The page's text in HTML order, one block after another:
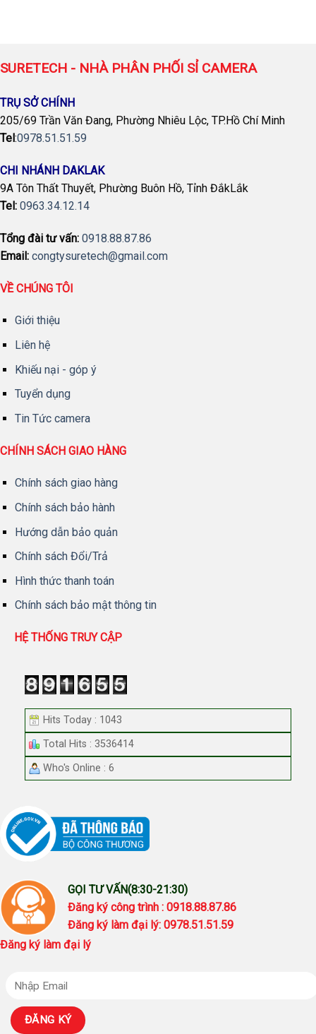
SURETECH - NHÀ PHÂN PHỐI SỈ CAMERA
TRỤ SỞ CHÍNH
205/69 Trần Văn Đang, Phường Nhiêu Lộc, TP.Hồ Chí Minh
Tel :0978.51.51.59
CHI NHÁNH DAKLAK
9A Tôn Thất Thuyết, Phường Buôn Hồ, Tỉnh ĐắkLắk
Tel: 0963.34.12.14
Tổng đài tư vấn: 0918.88.87.86
Email: congtysuretech@gmail.com
VỀ CHÚNG TÔI
Giới thiệu
Liên hệ
Khiếu nại - góp ý
Tuyển dụng
Tin Tức camera
CHÍNH SÁCH GIAO HÀNG
Chính sách giao hàng
Chính sách bảo hành
Hướng dẫn bảo quản
Chính sách Đổi/Trả
Hình thức thanh toán
Chính sách bảo mật thông tin
HỆ THỐNG TRUY CẬP
Hits Today : 1043
Total Hits : 3536414
Who's Online : 6
GỌI TƯ VẤN(8:30-21:30)
Đăng ký công trình : 0918.88.87.86
Đăng ký làm đại lý: 0978.51.51.59
Đăng ký làm đại lý